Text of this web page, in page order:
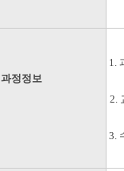
과정정보
1.
2.
3.